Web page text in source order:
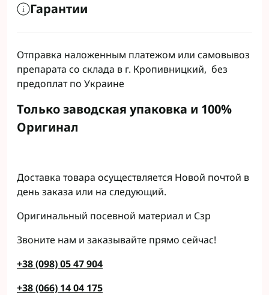
Гарантии
Отправка наложенным платежом или самовывоз
препарата со склада в г. Кропивницкий, без
предоплат по Украине
Только заводская упаковка и 100%
Оригинал
Доставка товара осуществляется Новой почтой в
день заказа или на следующий.
Оригинальный посевной материал и Сзр
Звоните нам и заказывайте прямо сейчас!
+38 (098) 05 47 904
+38 (066) 14 04 175